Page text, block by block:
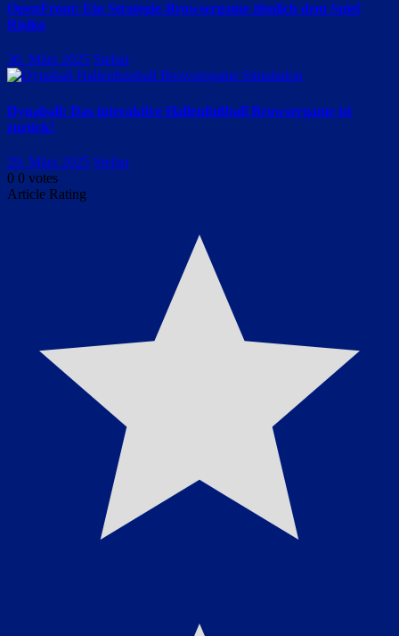
OpenFront: Ein Strategie-Browsergame ähnlich dem Spiel
Risiko
30. März 2025 Stefan
Dynaball: Das interaktive Hallenfußball Browsergame ist
zurück!
29. März 2025 Stefan
0 0 votes
Article Rating